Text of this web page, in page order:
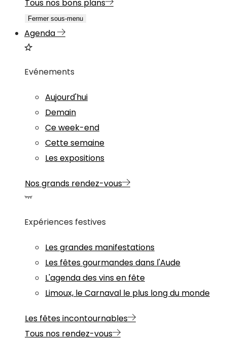
Tous nos bons plans
Fermer sous-menu
Agenda
Evénements
Aujourd'hui
Demain
Ce week-end
Cette semaine
Les expositions
Nos grands rendez-vous
Expériences festives
Les grandes manifestations
Les fêtes gourmandes dans l'Aude
L'agenda des vins en fête
Limoux, le Carnaval le plus long du monde
Les fêtes incontournables
Tous nos rendez-vous